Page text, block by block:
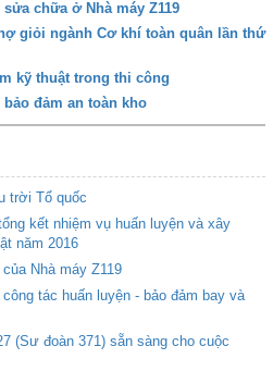
chữa ở Nhà máy Z119
giỏi ngành Cơ khí toàn quân lần thứ
kỹ thuật trong thi công
đảm an toàn kho
trời Tổ quốc
kết nhiệm vụ huấn luyện và xây
năm 2016
Nhà máy Z119
tác huấn luyện - bảo đảm bay và
(Sư đoàn 371) sẵn sàng cho cuộc